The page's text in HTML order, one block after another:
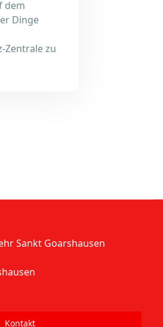
dem
Dinge
Zentrale zu
Sankt Goarshausen
Kontakt